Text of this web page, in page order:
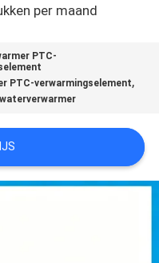
per maand
PTC-
PTC-verwarmingselement,